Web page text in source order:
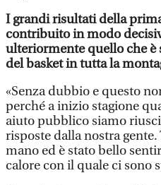
I grandi risultati della
contribuito in modo
ulteriormente quello che
del basket in tutta la
«Senza dubbio e questo
perché a inizio stagione
aiuto pubblico siamo
risposte dalla nostra
mano ed è stato bello
calore con il quale ci sono